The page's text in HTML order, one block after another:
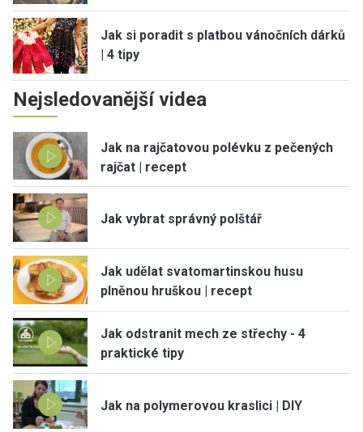
Jak si poradit s platbou vánočních dárků
| 4 tipy
Nejsledovanější videa
Jak na rajčatovou polévku z pečených
rajčat | recept
Jak vybrat správný polštář
Jak udělat svatomartinskou husu
plněnou hruškou | recept
Jak odstranit mech ze střechy - 4
praktické tipy
Jak na polymerovou kraslici | DIY